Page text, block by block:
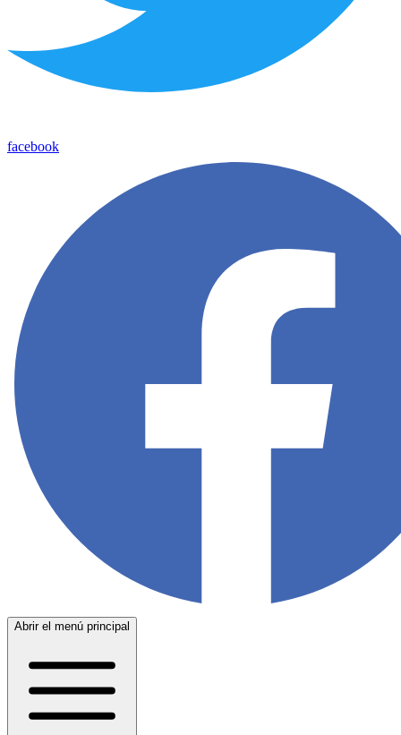
facebook
Abrir el menú principal